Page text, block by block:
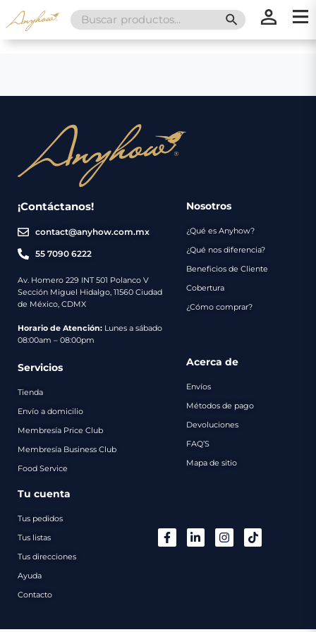
Search
for:
SEARCH
¡Contáctanos!
contact@anyhow.com.mx
55 7090 6222
Av. Homero 229 INT 501 Polanco V
Sección Miguel Hidalgo, 11560 Ciudad
de México, CDMX
Horario de Atención: Lunes a sábado
08:00am – 08:00pm
Nosotros
¿Qué es Anyhow?
¿Qué nos diferencia?
Beneficios de Cliente
Cobertura
¿Cómo comprar?
Servicios
Tienda
Envío a domicilio
Membresía Price Club
Membresía Business Club
Food Service
Acerca de
Envíos
Métodos de pago
Devoluciones
FAQ’S
Mapa de sitio
Tu cuenta
Tus pedidos
Tus listas
Tus direcciones
Ayuda
Contacto
Nosotros
Servicios
Envíos
Métodos
de
Catálogo
Regalos
Contacto